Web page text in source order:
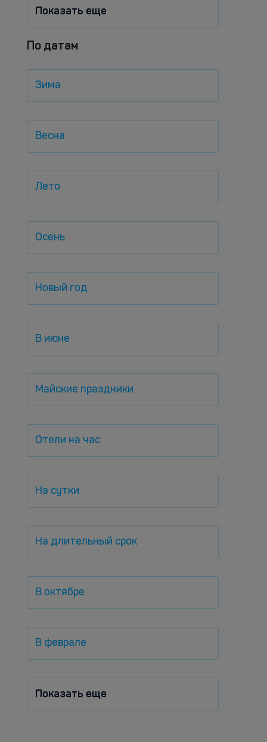
Показать еще
По датам
Зима
Весна
Лето
Осень
Новый год
В июне
Майские праздники
Отели на час
На сутки
На длительный срок
В октябре
В феврале
Показать еще